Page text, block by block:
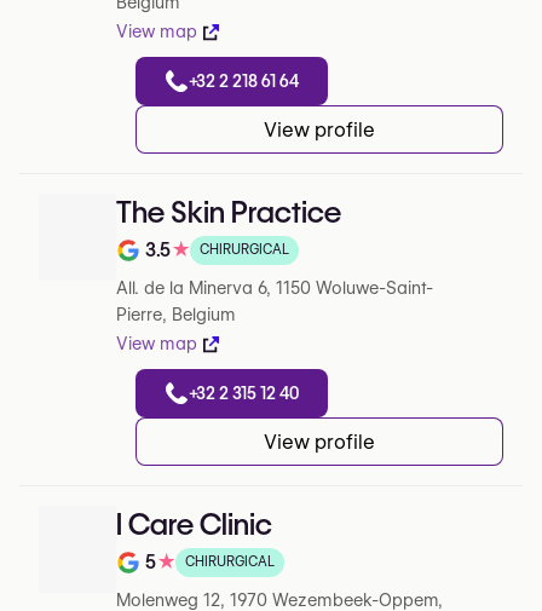
View map
+32 2 218 61 64
View profile
The Skin Practice
Note de 3.5 sur 5 sur Google
3.5★ CHIRURGICAL
All. de la Minerva 6, 1150 Woluwe-Saint-
Pierre, Belgium
View map
+32 2 315 12 40
View profile
I Care Clinic
Note de 5 sur 5 sur Google
5★ CHIRURGICAL
Molenweg 12, 1970 Wezembeek-Oppem,